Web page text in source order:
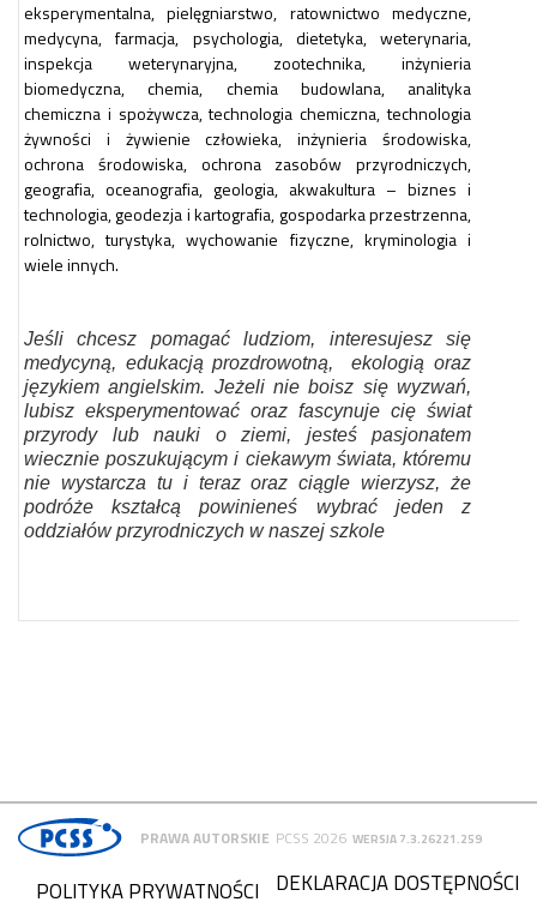
eksperymentalna, pielęgniarstwo, ratownictwo medyczne,
medycyna, farmacja, psychologia, dietetyka, weterynaria,
inspekcja weterynaryjna, zootechnika, inżynieria
biomedyczna, chemia, chemia budowlana, analityka
chemiczna i spożywcza, technologia chemiczna, technologia
żywności i żywienie człowieka, inżynieria środowiska,
ochrona środowiska, ochrona zasobów przyrodniczych,
geografia, oceanografia, geologia, akwakultura – biznes i
technologia, geodezja i kartografia, gospodarka przestrzenna,
rolnictwo, turystyka, wychowanie fizyczne, kryminologia i
wiele innych.
Jeśli chcesz pomagać ludziom, interesujesz się
medycyną, edukacją prozdrowotną,
ekologią oraz
językiem angielskim. Jeżeli nie boisz się wyzwań,
lubisz eksperymentować oraz fascynuje cię świat
przyrody lub nauki o ziemi, jesteś pasjonatem
wiecznie poszukującym i ciekawym świata, któremu
nie wystarcza tu i teraz oraz ciągle wierzysz, że
podróże kształcą powinieneś wybrać jeden z
oddziałów przyrodniczych w naszej szkole
PRAWA AUTORSKIE PCSS 2026 WERSJA 7.3.26221.259
DEKLARACJA DOSTĘPNOŚCI
POLITYKA PRYWATNOŚCI